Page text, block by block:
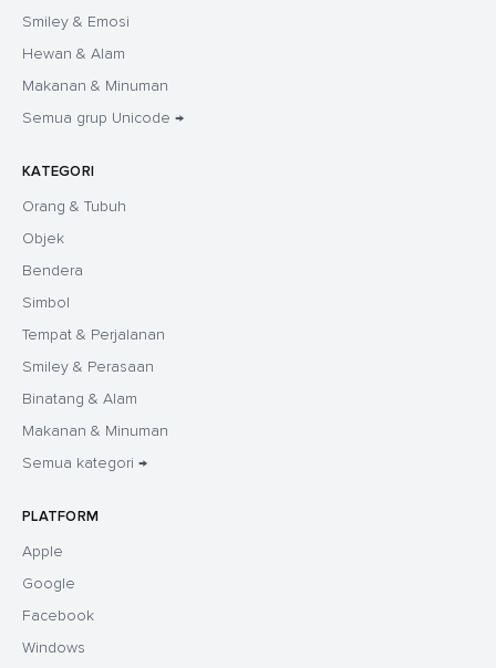
Smiley & Emosi
Hewan & Alam
Makanan & Minuman
Semua grup Unicode →
KATEGORI
Orang & Tubuh
Objek
Bendera
Simbol
Tempat & Perjalanan
Smiley & Perasaan
Binatang & Alam
Makanan & Minuman
Semua kategori →
PLATFORM
Apple
Google
Facebook
Windows